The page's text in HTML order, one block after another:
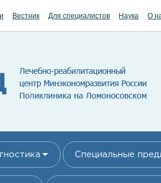
Вестник Для специалистов Наука О
Специальные